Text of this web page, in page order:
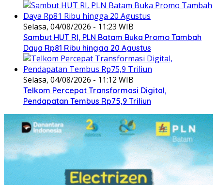
Selasa, 04/08/2026 - 11:23 WIB
Sambut HUT RI, PLN Batam Buka Promo Tambah
Daya Rp81 Ribu hingga 20 Agustus
Selasa, 04/08/2026 - 11:12 WIB
Telkom Percepat Transformasi Digital,
Pendapatan Tembus Rp75,9 Triliun